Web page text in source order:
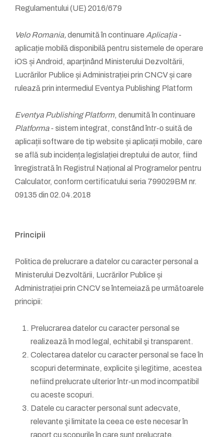
Regulamentului (UE) 2016/679
Velo Romania,denumită în continuare Aplicația -
aplicație mobilă disponibilă pentru sistemele de operare
iOS și Android, aparținând Ministerului Dezvoltării,
Lucrărilor Publice și Administrației prin CNCV și care
rulează prin intermediul Eventya Publishing Platform
Eventya Publishing Platform, denumită în continuare
Platforma - sistem integrat, constând într-o suită de
aplicații software de tip website și aplicații mobile, care
se află sub incidența legislației dreptului de autor, fiind
înregistrată în Registrul Național al Programelor pentru
Calculator, conform certificatului seria 799029BM nr.
09135 din 02.04.2018
Principii
Politica de prelucrare a datelor cu caracter personal a
Ministerului Dezvoltării, Lucrărilor Publice și
Administrației prin CNCV se întemeiază pe următoarele
principii:
Prelucrarea datelor cu caracter personal se
realizează în mod legal, echitabil şi transparent.
Colectarea datelor cu caracter personal se face în
scopuri determinate, explicite şi legitime, acestea
nefiind prelucrate ulterior într-un mod incompatibil
cu aceste scopuri.
Datele cu caracter personal sunt adecvate,
relevante şi limitate la ceea ce este necesar în
raport cu scopurile în care sunt prelucrate.